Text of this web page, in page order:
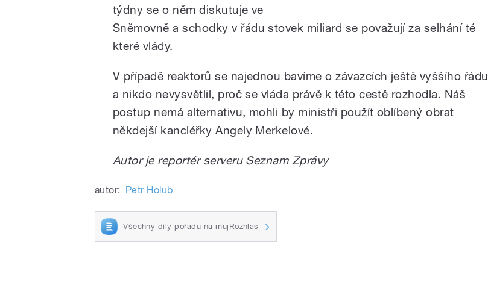
týdny se o něm diskutuje ve
Sněmovně a schodky v řádu stovek miliard se považují za selhání té
které vlády.
V případě reaktorů se najednou bavíme o závazcích ještě vyššího řádu
a nikdo nevysvětlil, proč se vláda právě k této cestě rozhodla. Náš
postup nemá alternativu, mohli by ministři použít oblíbený obrat
někdejší kancléřky Angely Merkelové.
Autor je reportér serveru Seznam Zprávy
autor: Petr Holub
Všechny díly pořadu na mujRozhlas